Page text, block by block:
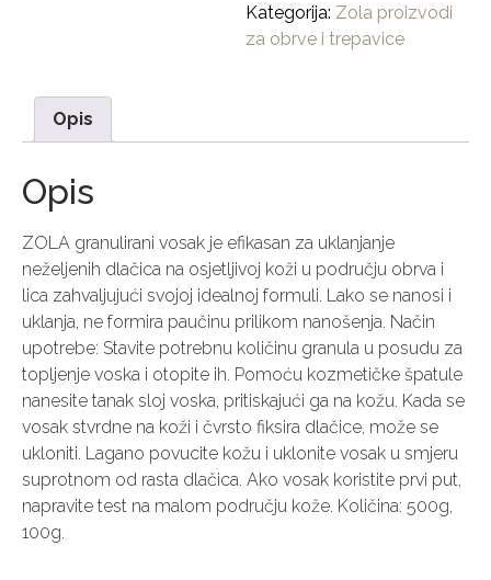
Kategorija: Zola proizvodi
za obrve i trepavice
Opis
Opis
ZOLA granulirani vosak je efikasan za uklanjanje
neželjenih dlačica na osjetljivoj koži u području obrva i
lica zahvaljujući svojoj idealnoj formuli. Lako se nanosi i
uklanja, ne formira paučinu prilikom nanošenja. Način
upotrebe: Stavite potrebnu količinu granula u posudu za
topljenje voska i otopite ih. Pomoću kozmetičke špatule
nanesite tanak sloj voska, pritiskajući ga na kožu. Kada se
vosak stvrdne na koži i čvrsto fiksira dlačice, može se
ukloniti. Lagano povucite kožu i uklonite vosak u smjeru
suprotnom od rasta dlačica. Ako vosak koristite prvi put,
napravite test na malom području kože. Količina: 500g,
100g.